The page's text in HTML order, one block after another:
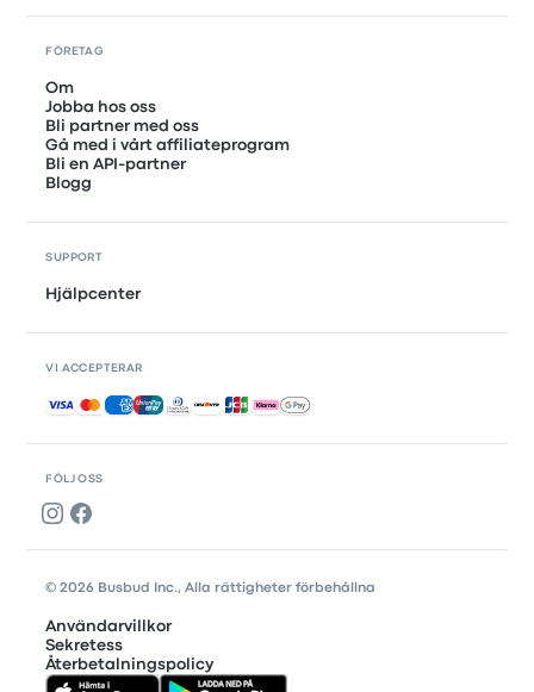
FÖLJ OSS
FÖRETAG
Om
Jobba hos oss
Bli partner med oss
Gå med i vårt affiliateprogram
Bli en API-partner
Blogg
SUPPORT
Hjälpcenter
VI ACCEPTERAR
Accepterade betalningar
© 2026 Busbud Inc., Alla rättigheter förbehållna
Användarvillkor
Sekretess
Återbetalningspolicy